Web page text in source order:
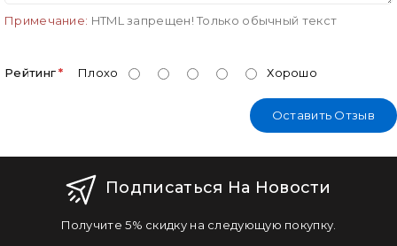
Примечание: HTML запрещен! Только обычный текст
Рейтинг Плохо Хорошо
Оставить Отзыв
Подписаться На Новости
Получите 5% скидку на следующую покупку.